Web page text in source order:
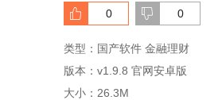
0 0
类型：国产软件 金融理财
版本：v1.9.8 官网安卓版
大小：26.3M